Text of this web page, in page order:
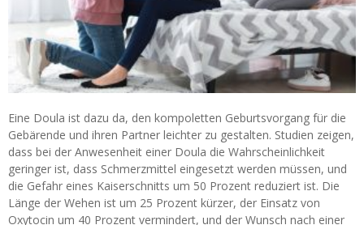
Eine Doula ist dazu da, den kompoletten Geburtsvorgang für die
Gebärende und ihren Partner leichter zu gestalten. Studien zeigen,
dass bei der Anwesenheit einer Doula die Wahrscheinlichkeit
geringer ist, dass Schmerzmittel eingesetzt werden müssen, und
die Gefahr eines Kaiserschnitts um 50 Prozent reduziert ist. Die
Länge der Wehen ist um 25 Prozent kürzer, der Einsatz von
Oxytocin um 40 Prozent vermindert, und der Wunsch nach einer